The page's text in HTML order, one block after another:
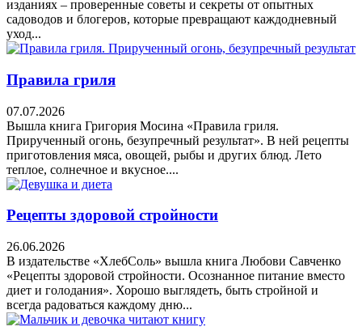
изданиях – проверенные советы и секреты от опытных
садоводов и блогеров, которые превращают каждодневный
уход...
Правила гриля
07.07.2026
Вышла книга Григория Мосина «Правила гриля.
Прирученный огонь, безупречный результат». В ней рецепты
приготовления мяса, овощей, рыбы и других блюд. Лето
теплое, солнечное и вкусное....
Рецепты здоровой стройности
26.06.2026
В издательстве «ХлебСоль» вышла книга Любови Савченко
«Рецепты здоровой стройности. Осознанное питание вместо
диет и голодания». Хорошо выглядеть, быть стройной и
всегда радоваться каждому дню...